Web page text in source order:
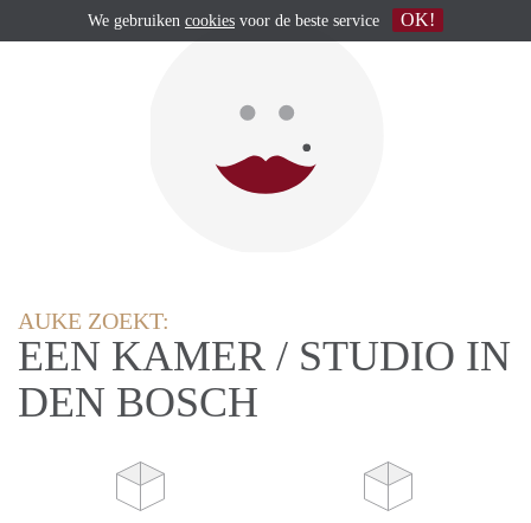
AUKE ZOEKT:
EEN KAMER / STUDIO IN
DEN BOSCH
We gebruiken cookies voor de beste service OK!